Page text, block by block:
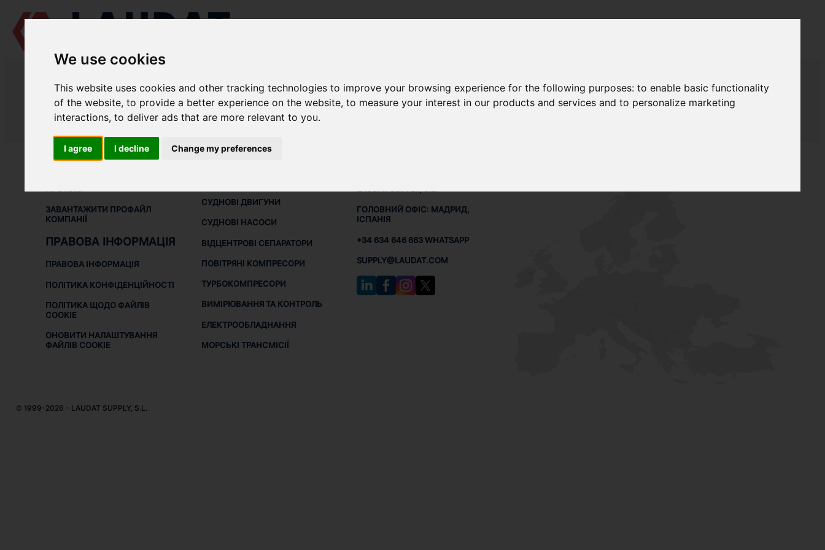
We use cookies
This website uses cookies and other tracking technologies to improve your browsing experience for the following purposes:to enable basic functionality
of the website,to provide a better experience on the website,to measure your interest in our products and services and to personalize marketing
interactions,to deliver ads that are more relevant to you.
I agree I decline Change my preferences
LAUDAT SUPPLY - ЗАПЧАСТИНИ ДЛЯ ALFA LAVAL S836
ЗАВАНТАЖИТИ ПРОФАЙЛ
КОМПАНІЇ
ПРАВОВА ІНФОРМАЦІЯ
ПРАВОВА ІНФОРМАЦІЯ
ПОЛІТИКА КОНФІДЕНЦІЙНОСТІ
ПОЛІТИКА ЩОДО ФАЙЛІВ
COOKIE
ОНОВИТИ НАЛАШТУВАННЯ
ФАЙЛІВ COOKIE
СУДНОВІ ДВИГУНИ
СУДНОВІ НАСОСИ
ВІДЦЕНТРОВІ СЕПАРАТОРИ
ПОВІТРЯНІ КОМПРЕСОРИ
ТУРБОКОМПРЕСОРИ
ВИМІРЮВАННЯ ТА КОНТРОЛЬ
ЕЛЕКТРООБЛАДНАННЯ
МОРСЬКІ ТРАНСМІСІЇ
ГОЛОВНИЙ ОФІС: МАДРИД,
ІСПАНІЯ
+34 634 646 663 WHATSAPP
SUPPLY@LAUDAT.COM
© 1999-2026 - LAUDAT SUPPLY, S.L.